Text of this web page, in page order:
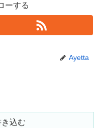
ーする
Ayetta
込む